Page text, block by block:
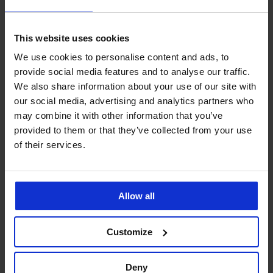
This website uses cookies
We use cookies to personalise content and ads, to
provide social media features and to analyse our traffic.
We also share information about your use of our site with
our social media, advertising and analytics partners who
may combine it with other information that you’ve
provided to them or that they’ve collected from your use
of their services.
Allow all
Customize
Deny
4,9
Bambusové boxerky Petrol
399 Kč
399 Kč
LIMITED